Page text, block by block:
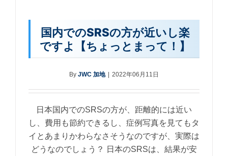
国内でのSRSの方が近いし楽
ですよ【ちょっとまって！】
By JWC 加地 2022年06月11日
日本国内でのSRSの方が、距離的には近い
し、費用も節約できるし、症例写真を見てもタ
イとあまりかわらなさそうなのですが、実際は
どうなのでしょう？ 日本のSRSは、結果が安